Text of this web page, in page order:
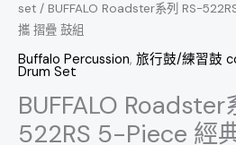
set / BUFFALO Roadster系列 RS-
攜 摺疊 鼓組
Buffalo Percussion, 旅行鼓/練習鼓
Drum Set
BUFFALO Roadster
522RS 5-Piece 經